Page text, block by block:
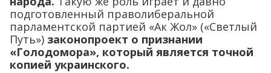
подготовленный праволиберальной
парламентской партией «Ак Жол» («Светлый
Путь») законопроект о признании
«Голодомора», который является точной
копией украинского.